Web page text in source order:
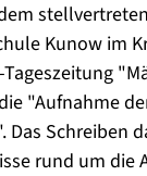
Kunow im
"Aufnahme
Schreiben
rund um die